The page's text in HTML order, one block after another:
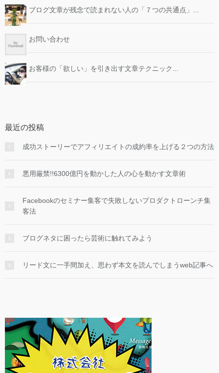
ブログ文章が残念で読まれない人の「７つの共通点」...
お問い合わせ
お客様の「欲しい」を引き出す文章テクニック...
最近の投稿
成功ストーリーでアフィリエイトの成約率を上げる２つの方法
悪用厳禁!!6300億円を動かした人の心を動かす文章術
Facebookのセミナー集客で失敗しないプロダクトローンチ集
客法
ブログネタに困ったら芸術に触れてみよう
リード文に一手間加え、思わず本文を読んでしまうweb記事へ